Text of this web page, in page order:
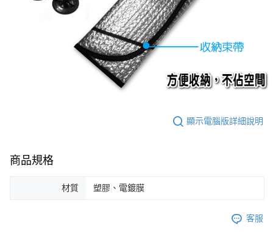
顯示電腦版詳細說明
商品規格
材質 塑膠、電鍍膜
客服